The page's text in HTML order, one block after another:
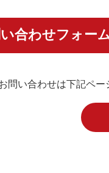
合わせフォー
問い合わせは下記ペー